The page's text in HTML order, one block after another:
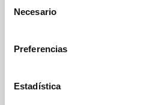
Necesario
Preferencias
Estadística
instalaciones y los últimos
tecnológicos para darle a